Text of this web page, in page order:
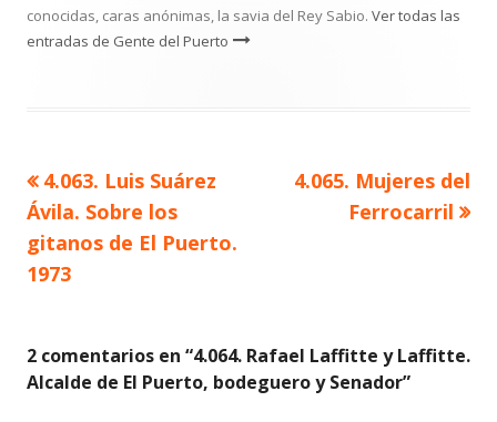
conocidas, caras anónimas, la savia del Rey Sabio. Ver todas las
entradas de Gente del Puerto
Navegación
de
entradas
Artículo
anterior
4.063. Luis Suárez
Ávila. Sobre los
gitanos de El Puerto.
1973
Artículo
siguiente
4.065. Mujeres del
Ferrocarril
2 comentarios en “4.064. Rafael Laffitte y Laffitte.
Alcalde de El Puerto, bodeguero y Senador”